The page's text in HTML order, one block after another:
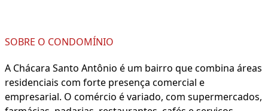
SOBRE O CONDOMÍNIO
A Chácara Santo Antônio é um bairro que combina áreas
residenciais com forte presença comercial e
empresarial. O comércio é variado, com supermercados,